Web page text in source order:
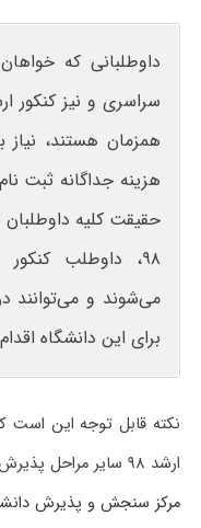
داوطلبانی که
همزمان هستند،
هزینه جداگانه ثبت
۹۸، داوطلب
می‌شوند و می‌توانند
برای این دانشگاه
نکته قابل توجه این است
ارشد ۹۸ سایر مراحل پذیرش دانشگاه آزاد به صورت مستقل و از طریق
مرکز سنجش و پذیرش